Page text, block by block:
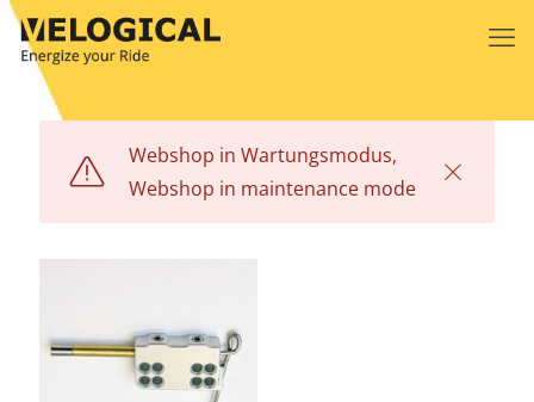
Webshop in Wartungsmodus,
Webshop in maintenance mode